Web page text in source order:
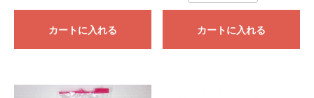
カートに入れる カートに入れる